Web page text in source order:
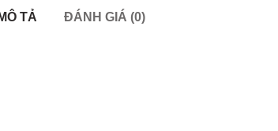
MÔ TẢ ĐÁNH GIÁ (0)